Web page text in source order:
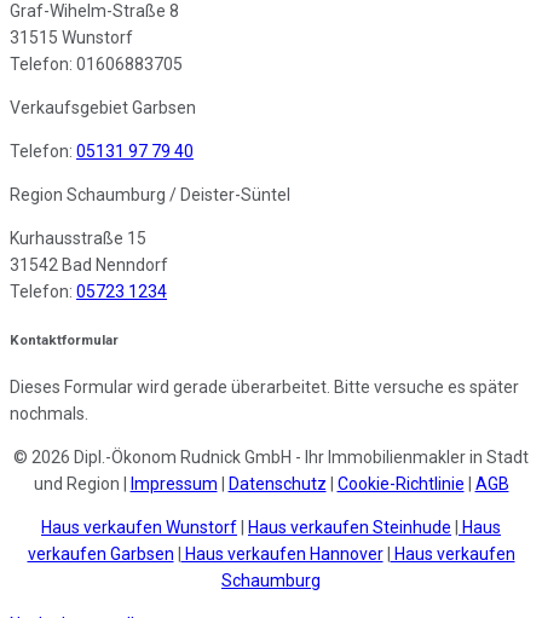
Graf-Wihelm-Straße 8
31515 Wunstorf
Telefon: 01606883705
Verkaufsgebiet Garbsen
Telefon: 05131 97 79 40
Region Schaumburg / Deister-Süntel
Kurhausstraße 15
31542 Bad Nenndorf
Telefon: 05723 1234
Kontaktformular
Dieses Formular wird gerade überarbeitet. Bitte versuche es später
nochmals.
© 2026 Dipl.-Ökonom Rudnick GmbH - Ihr Immobilienmakler in Stadt
und Region |
Impressum Datenschutz Cookie-Richtlinie AGB
Haus verkaufen Wunstorf Haus verkaufen Steinhude
Haus
verkaufen Garbsen
Haus verkaufen Hannover|
Haus verkaufen
Schaumburg